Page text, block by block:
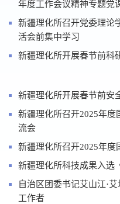
年度工作会议精神专题党
新疆理化所召开党委理论
活会前集中学习
新疆理化所开展春节前科
新疆理化所开展春节前安
新疆理化所召开2025年度
流会
新疆理化所召开2025年度
新疆理化所科技成果入选
自治区团委书记艾山江·
工作者